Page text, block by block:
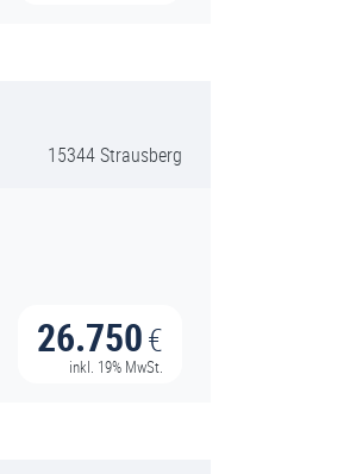
15344 Strausberg
26.750€
inkl. 19% MwSt.